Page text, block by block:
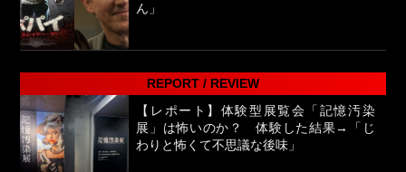
ん」
REPORT / REVIEW
【レポート】体験型展覧会「記憶汚染
展」は怖いのか？ 体験した結果→「じ
わりと怖くて不思議な後味」